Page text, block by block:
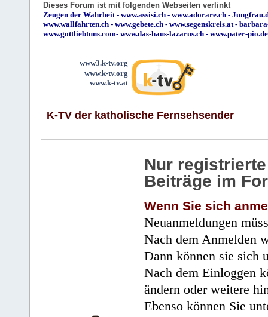
Dieses Forum ist mit folgenden Webseiten verlinkt
Zeugen der Wahrheit- www.assisi.ch - www.adorare.ch -
www.wallfahrten.ch - www.gebete.ch - www.segenskreis.at-
www.gottliebtuns.com- www.das-haus-lazarus.ch - www.pater-pio.de
www3.k-tv.org
www.k-tv.org
www.k-tv.at
K-TV der katholische Fernsehsender
Nur
Beiträge im
Wenn Sie sich
Neuanmeldungen
Nach dem Anmelden
Dann können sie sich
Nach dem Einloggen
ändern oder weitere
Ebenso können Sie